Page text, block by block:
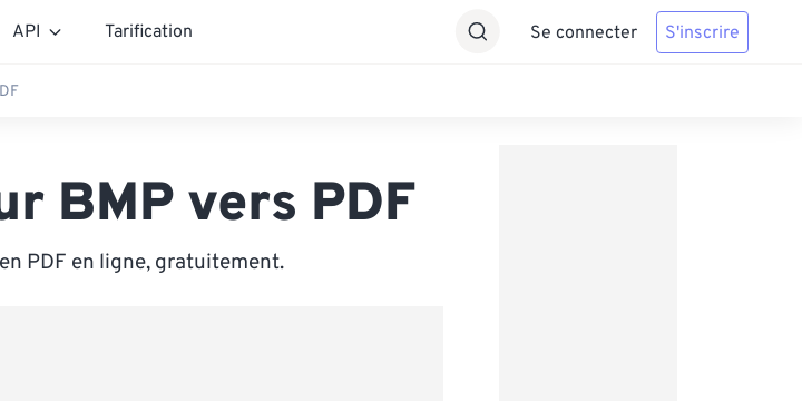
API Tarification Se connecter S'inscrire
BMP vers PDF
PDF en ligne, gratuitement.